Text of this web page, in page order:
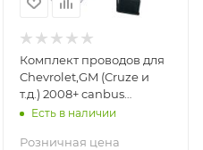
Комплект проводов для
Chevrolet,GM (Cruze и
т.д.) 2008+ canbus
Hiworld с динамиком
Есть в наличии
Розничная цена